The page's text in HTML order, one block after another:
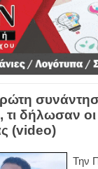
δήλωσαν
(video)
Την